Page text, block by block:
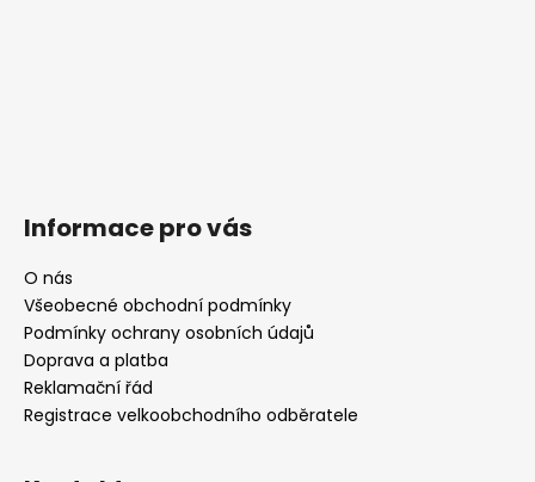
Informace pro vás
O nás
Všeobecné obchodní podmínky
Podmínky ochrany osobních údajů
Doprava a platba
Reklamační řád
Registrace velkoobchodního odběratele